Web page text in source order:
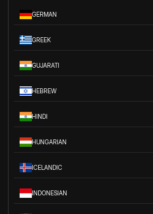
GERMAN
GREEK
GUJARATI
HEBREW
HINDI
HUNGARIAN
ICELANDIC
INDONESIAN